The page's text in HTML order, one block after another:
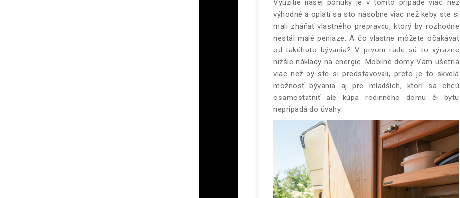
Využitie našej ponuky je v tomto prípade viac než
výhodné a oplatí sa sto násobne viac než keby ste si
mali zháňať vlastného prepravcu, ktorý by rozhodne
nestál malé peniaze.A čo vlastne môžete očakávať
od takéhoto bývania? V prvom rade sú to výrazne
nižšie náklady na energie. Mobilné domy Vám ušetria
viac než by ste si predstavovali, preto je to skvelá
možnosť bývania aj pre mladších, ktorí sa chcú
osamostatniť ale kúpa rodinného domu či bytu
nepripadá do úvahy.